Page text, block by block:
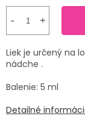
PRÍRODNÉ
LIEKY
VETERINA
SENIORI
ZNAČKY
Liek je určený na
nádche .
Balenie: 5 ml
Detailné